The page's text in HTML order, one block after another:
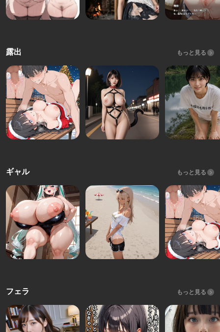
露出 もっと見る
ギャル もっと見る
フェラ もっと見る